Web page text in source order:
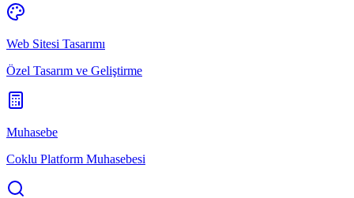
Web Sitesi Tasarımı
Özel Tasarım ve Geliştirme
Muhasebe
Coklu Platform Muhasebesi